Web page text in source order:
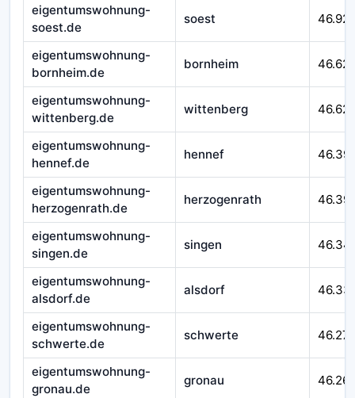
eigentumswohnung-
soest.de
soest
eigentumswohnung-
bornheim.de
bornheim
eigentumswohnung-
wittenberg.de
wittenberg 46.621
eigentumswohnung-
hennef.de
hennef
eigentumswohnung-
herzogenrath.de
herzogenrath
eigentumswohnung-
singen.de
singen
eigentumswohnung-
alsdorf.de
alsdorf
eigentumswohnung-
schwerte.de
schwerte
eigentumswohnung-
gronau.de
gronau